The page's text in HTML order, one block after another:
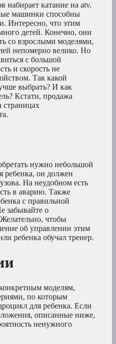
набирает катание на atv.
машинки способны
Интересно, что этим
детей. Конечно, они
со взрослыми моделями,
непомерно велико. Но
с большой
и скорость не
Так какой
выбрать? И как
Кстати, продажа
страницах
нужно небольшой
ребенка, он должен
На неудобном есть
в аварию. Также
с правильной
забывайте о
чтобы
об управлении этим
ребенка обучал тренер.
моделям,
по которым
для ребенка. Если
описанные ниже,
ненужного